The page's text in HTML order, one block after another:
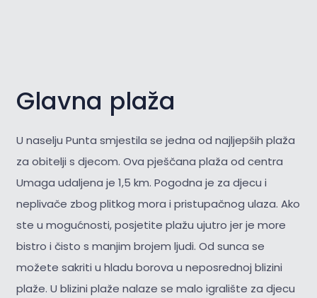
Glavna plaža
U naselju Punta smjestila se jedna od najljepših plaža
za obitelji s djecom. Ova pješčana plaža od centra
Umaga udaljena je 1,5 km. Pogodna je za djecu i
neplivače zbog plitkog mora i pristupačnog ulaza. Ako
ste u mogućnosti, posjetite plažu ujutro jer je more
bistro i čisto s manjim brojem ljudi. Od sunca se
možete sakriti u hladu borova u neposrednoj blizini
plaže. U blizini plaže nalaze se malo igralište za djecu